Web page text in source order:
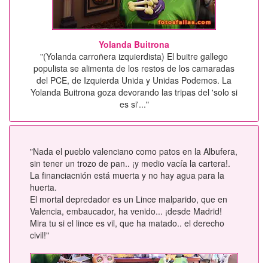
Yolanda Buitrona
"(Yolanda carroñera izquierdista) El buitre gallego
populista se alimenta de los restos de los camaradas
del PCE, de Izquierda Unida y Unidas Podemos. La
Yolanda Buitrona goza devorando las tripas del 'solo si
es si'..."
"Nada el pueblo valenciano como patos en la Albufera,
sin tener un trozo de pan.. ¡y medio vacía la cartera!.
La financiacnión está muerta y no hay agua para la
huerta.
El mortal depredador es un Lince malparido, que en
Valencia, embaucador, ha venido... ¡desde Madrid!
Mira tu si el lince es vil, que ha matado.. el derecho
civil!"